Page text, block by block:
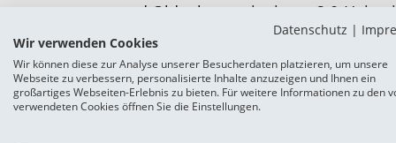
und Oldenburg mit einem 3:0-
gegen den Bremer SV haben
nennende 40-Punkte-Marke
schlimmstenfalls noch auf Platz 14
dann ein Abstiegsplatz, wenn der
den Klassenerhalt nicht schaffen
Datenschutz |
Wir verwenden Cookies
Wir können diese zur Analyse unserer Besucherdaten platzieren, um unsere
Webseite zu verbessern, personalisierte Inhalte anzuzeigen und Ihnen ein
großartiges Webseiten-Erlebnis zu bieten. Für weitere Informationen zu den
verwendeten Cookies öffnen Sie die Einstellungen.